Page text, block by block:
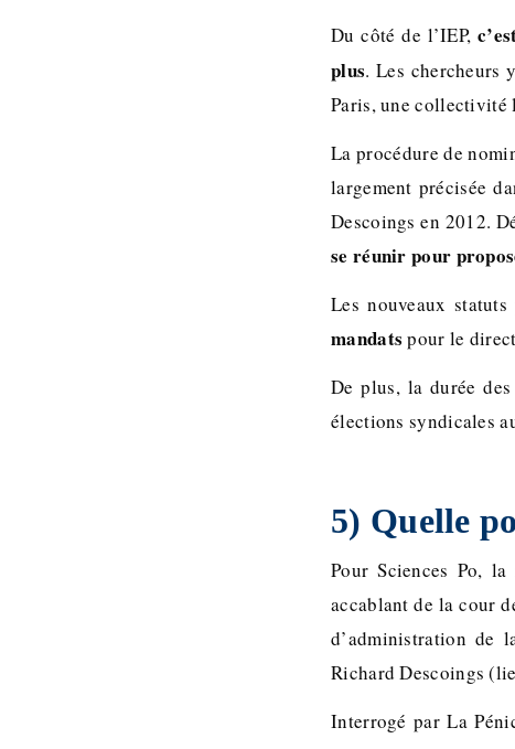
Du côté de l’IEP,
plus. Les chercheurs
Paris, une collectivité
La procédure de
largement précisée
Descoings en 2012.
se réunir pour
Les nouveaux
mandats pour le
De plus, la durée
élections syndicales
5) Quelle
Pour Sciences Po,
accablant de la cour
d’administration de
Richard Descoings
Interrogé par La